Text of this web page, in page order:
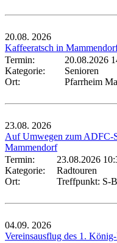
20.08. 2026
Kaffeeratsch in
Termin:
20.08.2026
Kategorie:
Senioren
Ort:
Pfarrheim
23.08. 2026
Auf Umwegen zum ADFC-
Mammendorf
Termin:
23.08.2026
Kategorie:
Radtouren
Ort:
Treffpunkt: S-
04.09. 2026
Vereinsausflug des 1.